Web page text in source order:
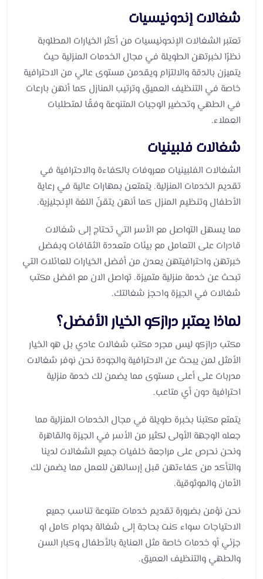
شغالات إندونيسيات
تعتبر الشغالات الإندونيسيات من أكثر الخيارات المطلوبة
نظرًا لخبرتهن الطويلة في مجال الخدمات المنزلية حيث
يتميزن بالدقة والالتزام ويقدمن مستوى عالي من الاحترافية
خاصة في التنظيف العميق وترتيب المنازل كما أنهن بارعات
في الطهي وتحضير الوجبات المتنوعة وفقًا لمتطلبات
العملاء.
شغالات فلبينيات
الشغالات الفلبينيات معروفات بالكفاءة والاحترافية في
تقديم الخدمات المنزلية. يتمتعن بمهارات عالية في رعاية
الأطفال وتنظيم المنزل كما أنهن يتقنّ اللغة الإنجليزية.
مما يسهل التواصل مع الأسر التي تحتاج إلى شغالات
قادرات على التعامل مع بيئات متعددة الثقافات وبفضل
خبرتهن واحترافيتهن يعدن من أفضل الخيارات للعائلات التي
تبحث عن خدمة منزلية متميزة. تواصل الان مع افضل مكتب
شغالات في الجيزة واحجز شغالتك.
لماذا يعتبر درازكو الخيار الأفضل؟
مكتب درازكو ليس مجرد مكتب شغالات عادي بل هو الخيار
الأمثل لمن يبحث عن الاحترافية والجودة نحن نوفر شغالات
مدربات على أعلى مستوى مما يضمن لك خدمة منزلية
احترافية دون أي متاعب.
يتمتع مكتبنا بخبرة طويلة في مجال الخدمات المنزلية مما
جعله الوجهة الأولى لكثير من الأسر في الجيزة والقاهرة
ونحن نحرص على مراجعة خلفيات جميع الشغالات لدينا
والتأكد من كفاءتهن قبل إرسالهن للعمل مما يضمن لك
الأمان والموثوقية.
نحن نؤمن بضرورة تقديم خدمات متنوعة تناسب جميع
الاحتياجات سواء كنت بحاجة إلى شغالة بدوام كامل او
جزئي أو خدمات خاصة مثل العناية بالأطفال وكبار السن
والطهي والتنظيف العميق.